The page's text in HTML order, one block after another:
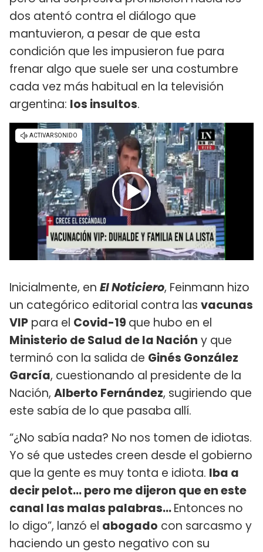
dos atentó contra el diálogo que
mantuvieron, a pesar de que esta
condición que les impusieron fue para
frenar algo que suele ser una costumbre
cada vez más habitual en la televisión
argentina: los insultos.
Inicialmente, en El Noticiero, Feinmann hizo
un categórico editorial contra las vacunas
VIP para el Covid-19 que hubo en el
Ministerio de Salud de la Nación y que
terminó con la salida de Ginés González
García, cuestionando al presidente de la
Nación, Alberto Fernández, sugiriendo que
este sabía de lo que pasaba allí.
“¿No sabía nada? No nos tomen de idiotas.
Yo sé que ustedes creen desde el gobierno
que la gente es muy tonta e idiota. Iba a
decir pelot... pero me dijeron que en este
canal las malas palabras...Entonces no
lo digo”, lanzó el abogado con sarcasmo y
haciendo un gesto negativo con su